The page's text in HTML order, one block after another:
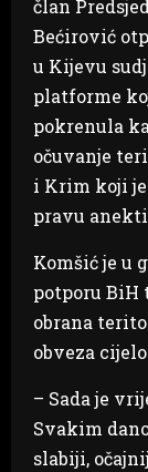
član
Bećirović
u Kijevu
platforme
pokrenula
očuvanje
i Krim koji
pravu
Komšić je u
potporu
obrana
obveza
– Sada je
Svakim
slabiji,